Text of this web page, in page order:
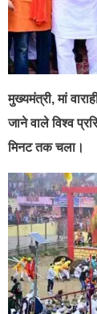
मुख्यमंत्री, मां
जाने वाले विश्व
मिनट तक चला।